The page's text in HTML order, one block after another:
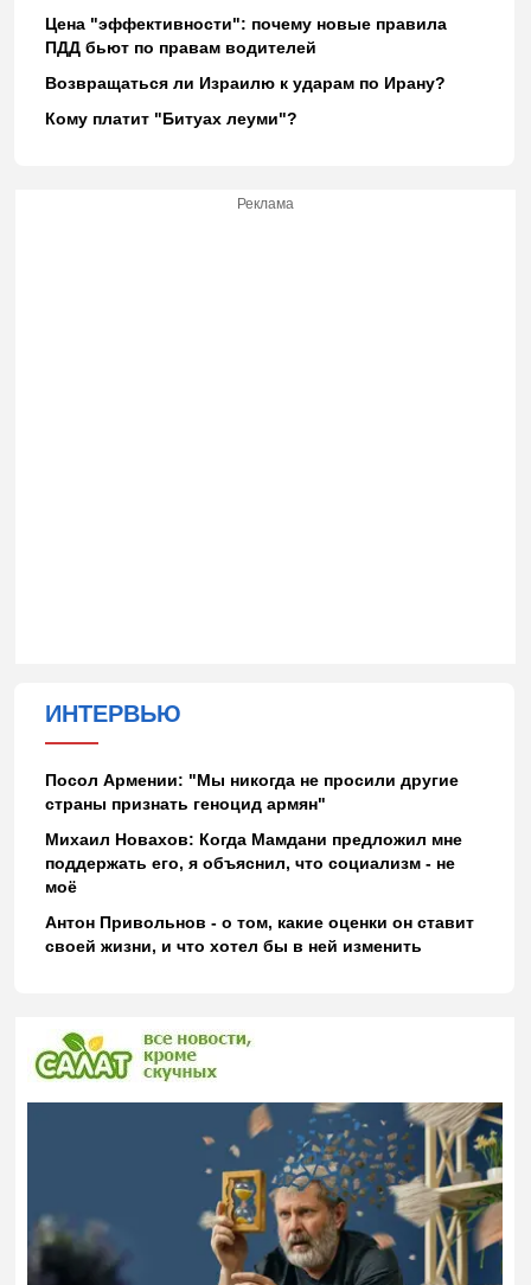
Цена "эффективности": почему новые правила
ПДД бьют по правам водителей
Возвращаться ли Израилю к ударам по Ирану?
Кому платит "Битуах леуми"?
Реклама
ИНТЕРВЬЮ
Посол Армении: "Мы никогда не просили другие
страны признать геноцид армян"
Михаил Новахов: Когда Мамдани предложил мне
поддержать его, я объяснил, что социализм - не
моё
Антон Привольнов - о том, какие оценки он ставит
своей жизни, и что хотел бы в ней изменить